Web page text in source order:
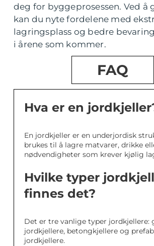
deg for byggeprosessen. Ved å
kan du nyte fordelene med
lagringsplass og bedre
i årene som kommer.
FAQ
Hva er en
En jordkjeller er en underjordisk
brukes til å lagre matvarer, drikke
nødvendigheter som krever kjølig
Hvilke typer
finnes det?
Det er tre vanlige typer jordkjellere:
jordkjellere, betongkjellere og
jordkjellere.